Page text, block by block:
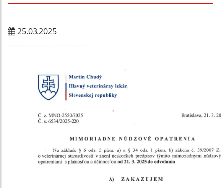
25.03.2025